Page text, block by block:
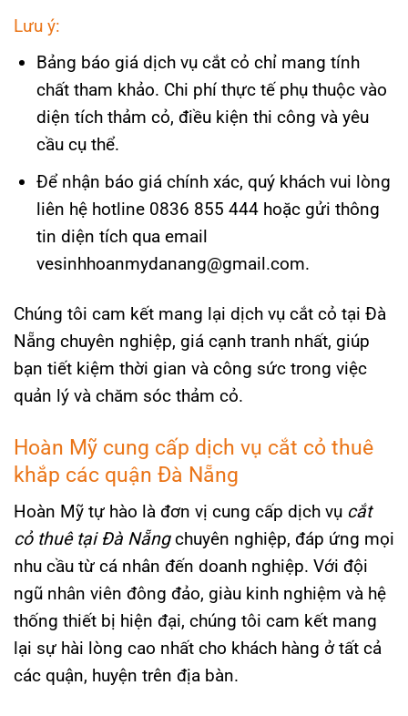
Lưu ý:
Bảng báo giá dịch vụ cắt cỏ chỉ mang tính
chất tham khảo. Chi phí thực tế phụ thuộc vào
diện tích thảm cỏ, điều kiện thi công và yêu
cầu cụ thể.
Để nhận báo giá chính xác, quý khách vui lòng
liên hệ hotline 0836 855 444 hoặc gửi thông
tin diện tích qua email
vesinhhoanmydanang@gmail.com.
Chúng tôi cam kết mang lại dịch vụ cắt cỏ tại Đà
Nẵng chuyên nghiệp, giá cạnh tranh nhất, giúp
bạn tiết kiệm thời gian và công sức trong việc
quản lý và chăm sóc thảm cỏ.
Hoàn Mỹ cung cấp dịch vụ cắt cỏ thuê
khắp các quận Đà Nẵng
Hoàn Mỹ tự hào là đơn vị cung cấp dịch vụ cắt
cỏ thuê tại Đà Nẵngchuyên nghiệp, đáp ứng mọi
nhu cầu từ cá nhân đến doanh nghiệp. Với đội
ngũ nhân viên đông đảo, giàu kinh nghiệm và hệ
thống thiết bị hiện đại, chúng tôi cam kết mang
lại sự hài lòng cao nhất cho khách hàng ở tất cả
các quận, huyện trên địa bàn.